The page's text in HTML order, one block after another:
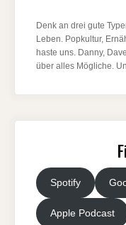
Denk an drei gute
Leben. Popkultur,
haste uns. Danny,
über alles Mögliche.
Spotify
Apple Podcast